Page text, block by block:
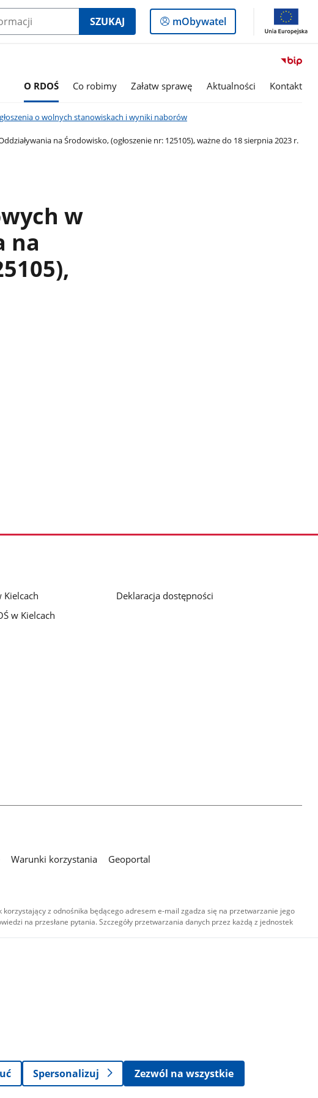
SZUKAJ
Logowanie
do
mObywatel
O RDOŚ Co robimy Załatw sprawę Aktualności Kontakt
o wolnych stanowiskach i wyniki naborów
na Środowisko, (ogłoszenie nr: 125105), ważne do 18 sierpnia 2023 r.
w
na
Kielcach
w Kielcach
Deklaracja dostępności
Warunki korzystania
Geoportal
z odnośnika będącego adresem e-mail zgadza się na przetwarzanie jego
na przesłane pytania. Szczegóły przetwarzania danych przez każdą z jednostek
i wideo,
-
Spersonalizuj Zezwól na wszystkie